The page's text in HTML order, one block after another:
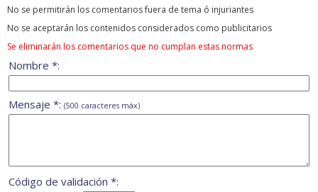
No se permitirán los comentarios fuera de tema ó injuriantes
No se aceptarán los contenidos considerados como publicitarios
Se eliminarán los comentarios que no cumplan estas normas
Nombre *:
Mensaje *: (500 caracteres máx)
Código de validación *: